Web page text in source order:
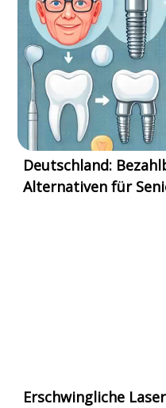
Deutschland:
Alternativen für
Erschwingliche